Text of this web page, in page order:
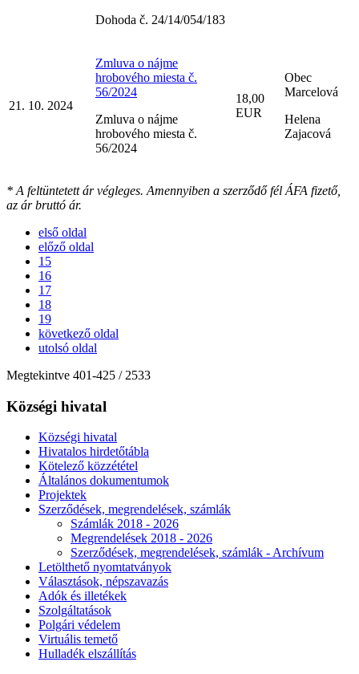
Dohoda č. 24/14/054/183
21. 10. 2024
Zmluva o nájme
hrobového miesta č.
56/2024
Zmluva o nájme
hrobového miesta č.
56/2024
18,00
EUR
Obec
Marcelová
Helena
Zajacová
* A feltüntetett ár végleges. Amennyiben a szerződő fél ÁFA fizető,
az ár bruttó ár.
első oldal
előző oldal
15
16
17
18
19
következő oldal
utolsó oldal
Megtekintve 401-425 / 2533
Községi hivatal
Községi hivatal
Hivatalos hirdetőtábla
Kötelező közzététel
Általános dokumentumok
Projektek
Szerződések, megrendelések, számlák
Számlák 2018 - 2026
Megrendelések 2018 - 2026
Szerződések, megrendelések, számlák - Archívum
Letölthető nyomtatványok
Választások, népszavazás
Adók és illetékek
Szolgáltatások
Polgári védelem
Virtuális temető
Hulladék elszállítás